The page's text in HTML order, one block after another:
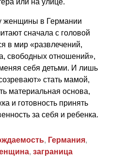
женщины в Германии
сначала с головой
в мир «развлечений,
свободных отношений»,
себя детьми. И лишь
стать мамой,
материальная основа,
и готовность принять
за себя и ребенка.
, Германия,
, заграница